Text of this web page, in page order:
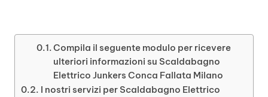
Compila il seguente modulo per ricevere
ulteriori informazioni su Scaldabagno
Elettrico Junkers Conca Fallata Milano
I nostri servizi per Scaldabagno Elettrico